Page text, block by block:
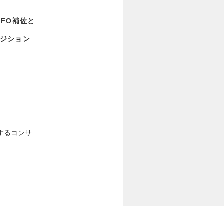
補佐と
ション
るコンサ